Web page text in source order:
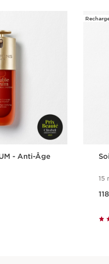
- Anti-Âge
rapide
15